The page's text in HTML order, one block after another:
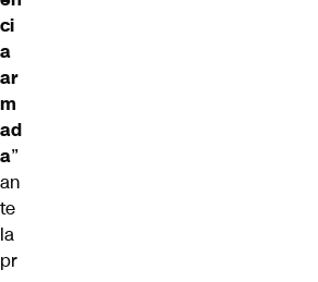
ci
a
ar
m
ad
a”
an
te
la
pr